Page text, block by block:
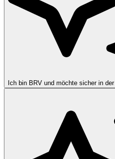
Ich bin BRV und möchte sicher in